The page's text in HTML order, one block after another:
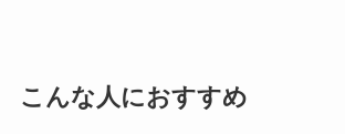
こんな人におすすめ